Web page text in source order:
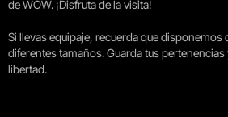
de WOW. ¡Disfruta de la visita!
Si llevas equipaje, recuerda que disponemos
diferentes tamaños. Guarda tus
libertad.